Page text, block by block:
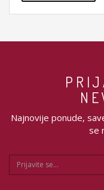
Najnovije ponude,
se